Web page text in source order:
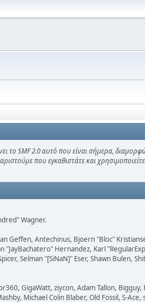
το SMF 2.0 αυτό που είναι σήμερα,
που εγκαθιστάτε και
Wagner.
Geffen, Antechinus, Bjoern "Bloc"
"JayBachatero" Hernandez, Karl
Selman "[SiNaN]" Eser, Shawn Bulen,
GigaWatt, ziycon, Adam Tallon,
Michael Colin Blaber, Old Fossil, S-